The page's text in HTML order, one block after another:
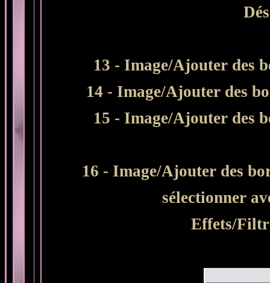
13 - Image/Ajouter des
14 - Image/Ajouter des
15 - Image/Ajouter des
16 - Image/Ajouter des
sélectionner
Effets/